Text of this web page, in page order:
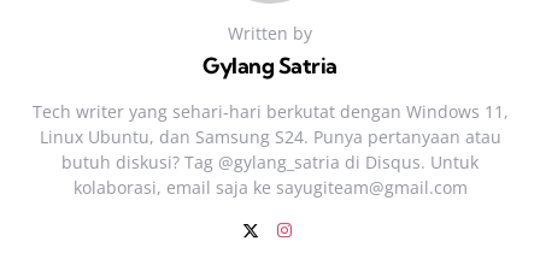
Written by
Gylang Satria
Tech writer yang sehari‑hari berkutat dengan Windows 11,
Linux Ubuntu, dan Samsung S24. Punya pertanyaan atau
butuh diskusi? Tag @gylang_satria di Disqus. Untuk
kolaborasi, email saja ke sayugiteam@gmail.com